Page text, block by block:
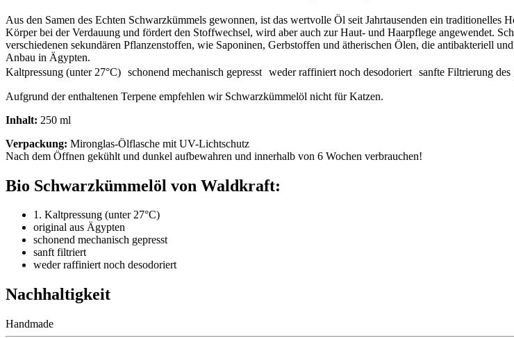
Aus den Samen des Echten Schwarzkümmels gewonnen, ist das wertvolle Öl seit Jahrtausenden ein
Körper bei der Verdauung und fördert den Stoffwechsel, wird aber auch zur Haut- und Haarpflege angewendet.
verschiedenen sekundären Pflanzenstoffen, wie Saponinen, Gerbstoffen und ätherischen Ölen, die antibakteriell
Anbau in Ägypten.
Kaltpressung (unter 27°C) schonend mechanisch gepresst weder raffiniert noch desodoriert sanfte Filtrierung des
Aufgrund der enthaltenen Terpene empfehlen wir Schwarzkümmelöl nicht für Katzen.
Inhalt: 250 ml
Verpackung: Mironglas-Ölflasche mit UV-Lichtschutz
Nach dem Öffnen gekühlt und dunkel aufbewahren und innerhalb von 6 Wochen verbrauchen!
Bio Schwarzkümmelöl von Waldkraft:
1. Kaltpressung (unter 27°C)
original aus Ägypten
schonend mechanisch gepresst
sanft filtriert
weder raffiniert noch desodoriert
Nachhaltigkeit
Handmade